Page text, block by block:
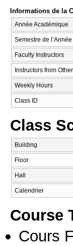
Informations de la
Année Académique
Semestre de l’Année
Faculty Instructors
Instructors from
Weekly Hours
Class ID
Class
Building
Floor
Hall
Calendrier
Course
Cours